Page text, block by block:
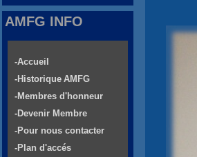
AMFG INFO
-Accueil
-Historique AMFG
-Membres d'honneur
-Devenir Membre
-Pour nous contacter
-Plan d'accés